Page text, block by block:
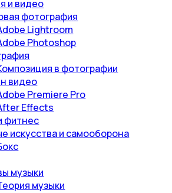
и видео
фотография
Lightroom
Photoshop
в фотографии
видео
Premiere Pro
Effects
фитнес
искусства и самооборона
музыки
музыки